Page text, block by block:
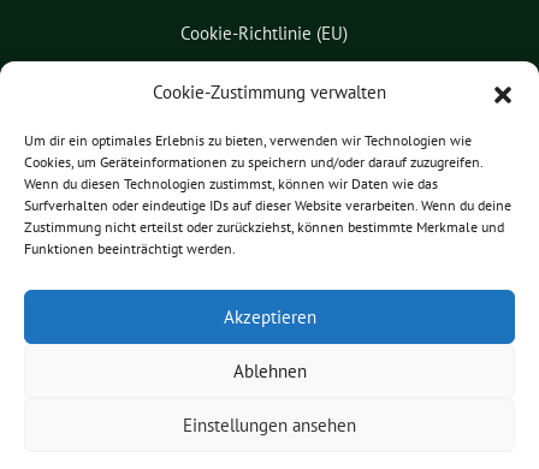
Cookie-Zustimmung verwalten
Um dir ein optimales Erlebnis zu bieten, verwenden wir Technologien wie
Cookies, um Geräteinformationen zu speichern und/oder darauf zuzugreifen.
Wenn du diesen Technologien zustimmst, können wir Daten wie das
Surfverhalten oder eindeutige IDs auf dieser Website verarbeiten. Wenn du deine
Zustimmung nicht erteilst oder zurückziehst, können bestimmte Merkmale und
Funktionen beeinträchtigt werden.
Akzeptieren
Ablehnen
Einstellungen ansehen
Cookie-Richtlinie (EU)
Pressemitteilungen
Praktikum
freie grüne Theme